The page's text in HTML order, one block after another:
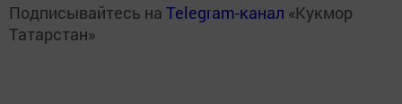
Подписывайтесь на Telegram-канал «Кукмор
Татарстан»